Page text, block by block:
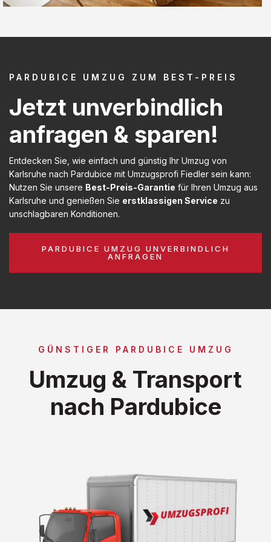
PARDUBICE UMZUG ZUM BEST-PREIS
Jetzt unverbindlich
anfragen & sparen!
Entdecken Sie, wie einfach und günstig Ihr Umzug von
Karlsruhe nach Pardubice mit Umzugsprofi Fiedler sein kann:
Nutzen Sie unsere Best-Preis-Garantie für Ihren Umzug aus
Karlsruhe und genießen Sie erstklassigen Service zu
unschlagbaren Konditionen.
PARDUBICE UMZUG UNVERBINDLICH
ANFRAGEN
GÜNSTIGER PARDUBICE UMZUG
Umzug & Transport
nach Pardubice